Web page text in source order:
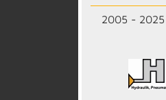
2005 - 2025